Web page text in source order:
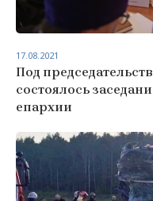
Под
состоялось
епархии
17.08.2021